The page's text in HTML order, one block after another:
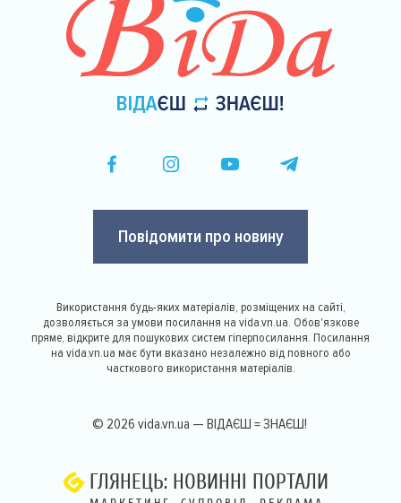
Повідомити про новину
Використання будь-яких матеріалів, розміщених на сайті,
дозволяється за умови посилання на vida.vn.ua. Обов'язкове
пряме, відкрите для пошукових систем гіперпосилання. Посилання
на vida.vn.ua має бути вказано незалежно від повного або
часткового використання матеріалів.
© 2026 vida.vn.ua — ВІДАЄШ = ЗНАЄШ!
ГЛЯНЕЦЬ: НОВИННІ ПОРТАЛИ